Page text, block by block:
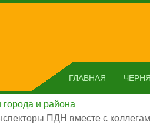
ГЛАВНАЯ
города и района
ПДН вместе с